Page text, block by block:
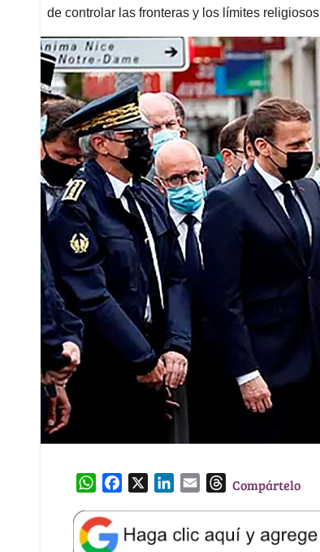
de controlar las fronteras y los límites religiosos
W
a
t
e
k
T
e
Compártelo